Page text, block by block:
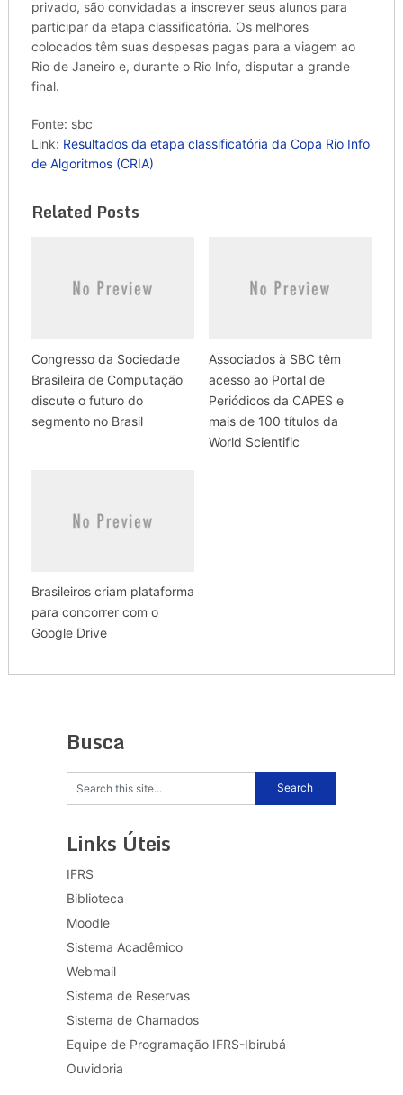
privado, são convidadas a inscrever seus alunos para
participar da etapa classificatória. Os melhores
colocados têm suas despesas pagas para a viagem ao
Rio de Janeiro e, durante o Rio Info, disputar a grande
final.
Fonte: sbc
Link: Resultados da etapa classificatória da Copa Rio Info
de Algoritmos (CRIA)
Related Posts
Congresso da Sociedade
Brasileira de Computação
discute o futuro do
segmento no Brasil
Associados à SBC têm
acesso ao Portal de
Periódicos da CAPES e
mais de 100 títulos da
World Scientific
Brasileiros criam plataforma
para concorrer com o
Google Drive
Busca
Links Úteis
IFRS
Biblioteca
Moodle
Sistema Acadêmico
Webmail
Sistema de Reservas
Sistema de Chamados
Equipe de Programação IFRS-Ibirubá
Ouvidoria